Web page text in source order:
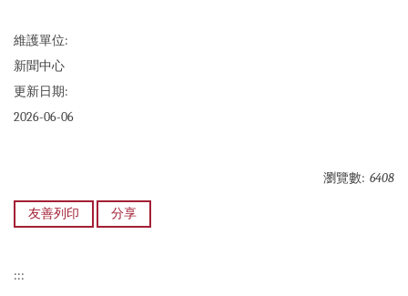
維護單位:
新聞中心
更新日期:
2026-06-06
瀏覽數: 6408
友善列印 分享
:::